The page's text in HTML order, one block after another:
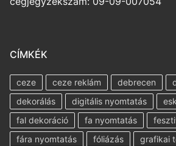
CÍMKÉK
ceze ceze reklám debrecen
dekorálás
digitális nyomtatás
fal dekoráció
fa nyomtatás
fára nyomtatás
fóliázás
grafikai